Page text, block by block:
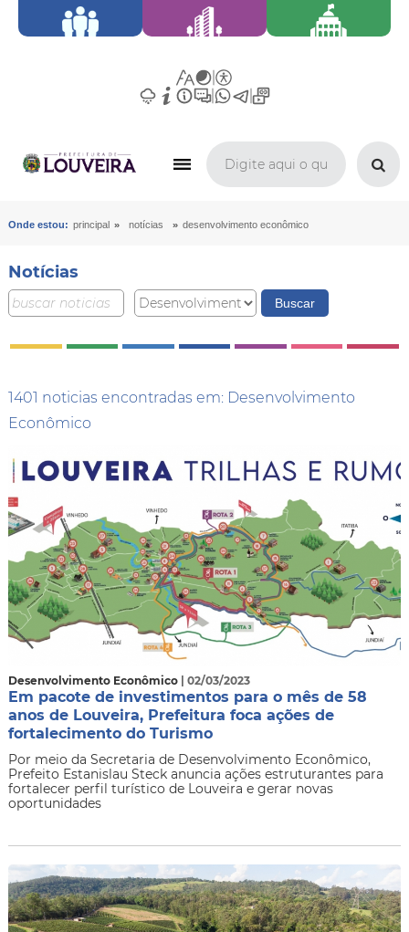
Onde estou: principal » notícias » desenvolvimento econômico
Notícias
1401 noticias encontradas em: Desenvolvimento
Econômico
Desenvolvimento Econômico | 02/03/2023
Em pacote de investimentos para o mês de 58
anos de Louveira, Prefeitura foca ações de
fortalecimento do Turismo
Por meio da Secretaria de Desenvolvimento Econômico,
Prefeito Estanislau Steck anuncia ações estruturantes para
fortalecer perfil turístico de Louveira e gerar novas
oportunidades